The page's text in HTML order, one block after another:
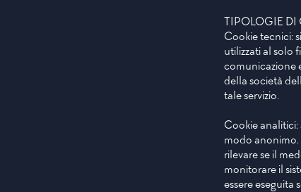
TIPOLOGIE DI
Cookie tecnici:
utilizzati al solo
comunicazione
della società
tale servizio.
Cookie analitici:
modo anonimo.
rilevare se il
monitorare il
essere eseguita